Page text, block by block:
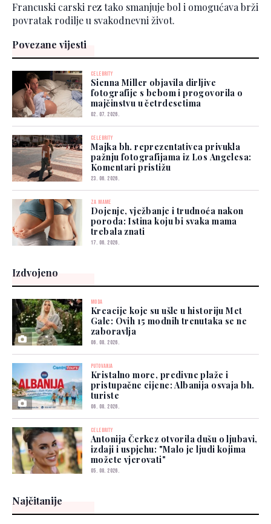
Francuski carski rez tako smanjuje bol i omogućava brži
povratak rodilje u svakodnevni život.
Povezane vijesti
CELEBRITY
Sienna Miller objavila dirljive
fotografije s bebom i progovorila o
majčinstvu u četrdesetima
02. 07. 2026.
CELEBRITY
Majka bh. reprezentativca privukla
pažnju fotografijama iz Los Angelesa:
Komentari pristižu
23. 06. 2026.
ZA MAME
Dojenje, vježbanje i trudnoća nakon
poroda: Istina koju bi svaka mama
trebala znati
17. 06. 2026.
Izdvojeno
MODA
Kreacije koje su ušle u historiju Met
Gale: Ovih 15 modnih trenutaka se ne
zaboravlja
06. 08. 2026.
PUTOVANJA
Kristalno more, predivne plaže i
pristupačne cijene: Albanija osvaja bh.
turiste
06. 08. 2026.
CELEBRITY
Antonija Čerkez otvorila dušu o ljubavi,
izdaji i uspjehu: "Malo je ljudi kojima
možete vjerovati"
05. 08. 2026.
Najčitanije